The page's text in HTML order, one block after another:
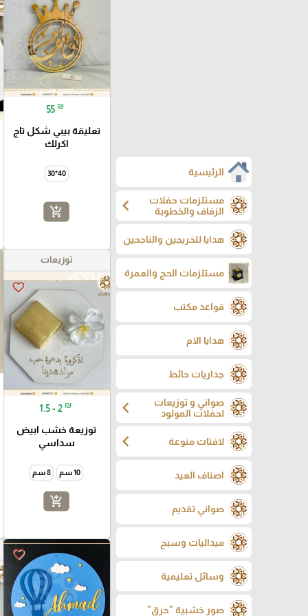
الرئيسية
مستلزمات حفلات
الزفاف والخطوبة
chevron_left
هدايا للخريجين والناجحين
مستلزمات الحج والعمرة
قواعد مكتب
هدايا الام
جداريات حائط
صواني و توزيعات
لحفلات المولود
chevron_left
لافتات منوعة chevron_left
اصناف العيد
صواني تقديم
ميداليات وسبح
وسائل تعليمية
صور خشبية "حرق"
55 ₪
تعليقة بيبي شكل تاج
اكرلك
40*30
add_shopping_cart
توزيعات
favorite_border
1.5 - 2 ₪
توزيعة خشب ابيض
سداسي
10 سم 8 سم
add_shopping_cart
favorite_border